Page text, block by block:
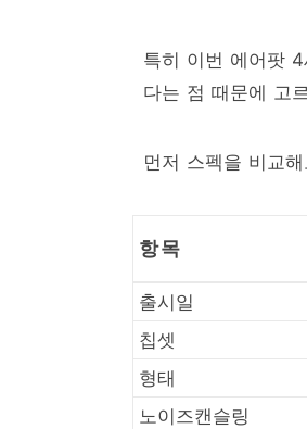
특히 이번 에어팟
다는 점 때문에 고
먼저 스펙을 비교
항목
출시일
칩셋
형태
노이즈캔슬링